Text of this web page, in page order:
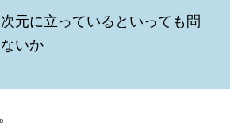
元に立っているといっても問
いか